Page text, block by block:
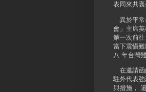
表同來共
異於平常
會」主席
第一次前
當下震懾
八 年台灣
在邀請函
駐外代表
與措施，